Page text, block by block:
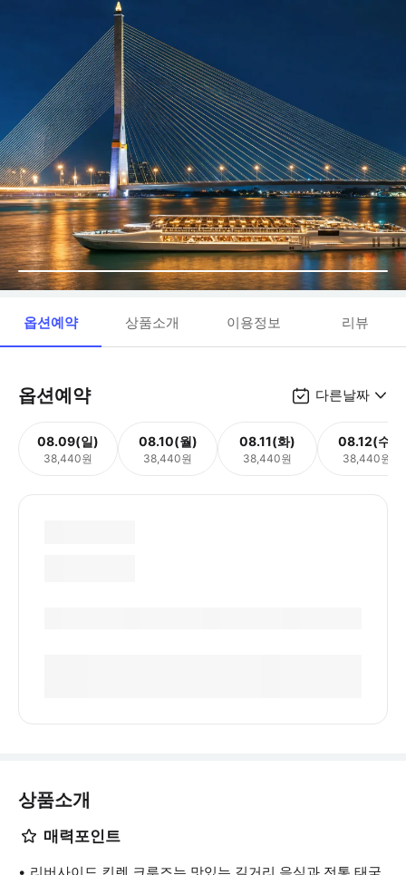
옵션예약 상품소개 이용정보 리뷰
옵션예약 다른날짜
08.09(일)
38,440원
08.10(월)
38,440원
08.11(화)
38,440원
08.12(수)
38,440원
상품소개
매력포인트